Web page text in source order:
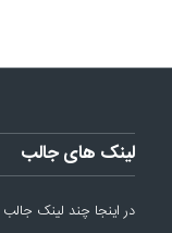
لینک های جالب
در اینجا چند لینک جالب